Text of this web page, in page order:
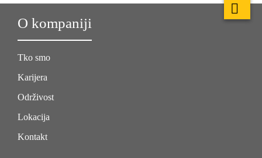
O kompaniji
Tko smo
Karijera
Održivost
Lokacija
Kontakt